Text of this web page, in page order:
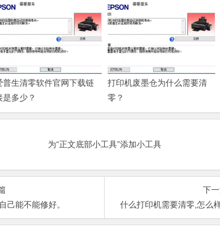
普生清零软件官网下载链
是多少？
打印机废墨仓为什么需要清
零？
为“正文底部小工具”添加小工具
己能不能修好。
下
什么打印机需要清零,怎么